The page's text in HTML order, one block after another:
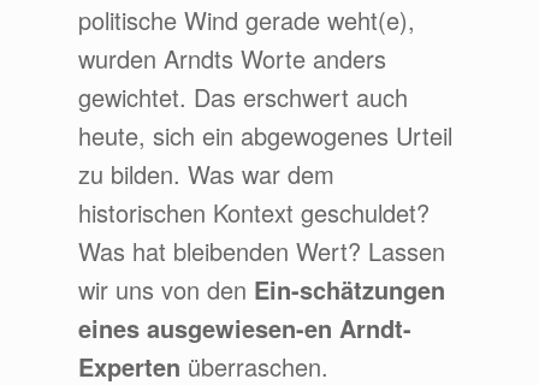
politische Wind gerade weht(e),
wurden Arndts Worte anders
gewichtet. Das erschwert auch
heute, sich ein abgewogenes Urteil
zu bilden. Was war dem
historischen Kontext geschuldet?
Was hat bleibenden Wert? Lassen
wir uns von den Ein-schätzungen
eines ausgewiesen-en Arndt-
Experten überraschen.